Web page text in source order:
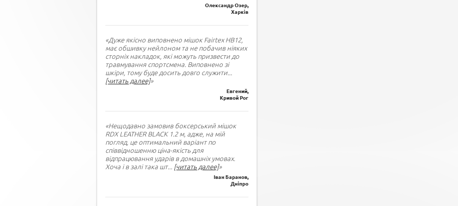
Олександр Озер,
Харків
«Дуже якісно виповнено мішок Fairtex HB12,
має обшивку нейлоном та не побачив ніяких
сторніх накладок, які можуть призвести до
травмування спортсмена. Виповнено зі
шкіри, тому буде досить довго служити...
[читать далее]»
Евгений,
Кривой Рог
«Нещодавно замовив боксерський мішок
RDX LEATHER BLACK 1.2 м, адже, на мій
погляд, це оптимальний варіант по
співвідношенню ціна-якість для
відпрацювання ударів в домашніх умовах.
Хоча і в залі така шт... [читать далее]»
Іван Баранов,
Дніпро